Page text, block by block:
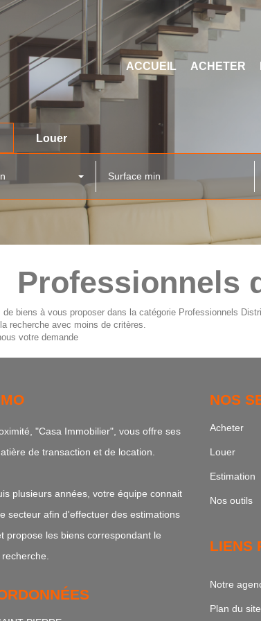
ACCUEIL ACHETER
Louer
Professionnels
de biens à vous proposer dans la catégorie Professionnels
recherche avec moins de critères.
votre demande
"Casa Immobilier", vous offre ses
de transaction et de location.
plusieurs années, votre équipe connait
secteur afin d'effectuer des estimations
propose les biens correspondant le
NOS
Acheter
Louer
Estimation
Nos outils
LIENS
Notre
Plan du site